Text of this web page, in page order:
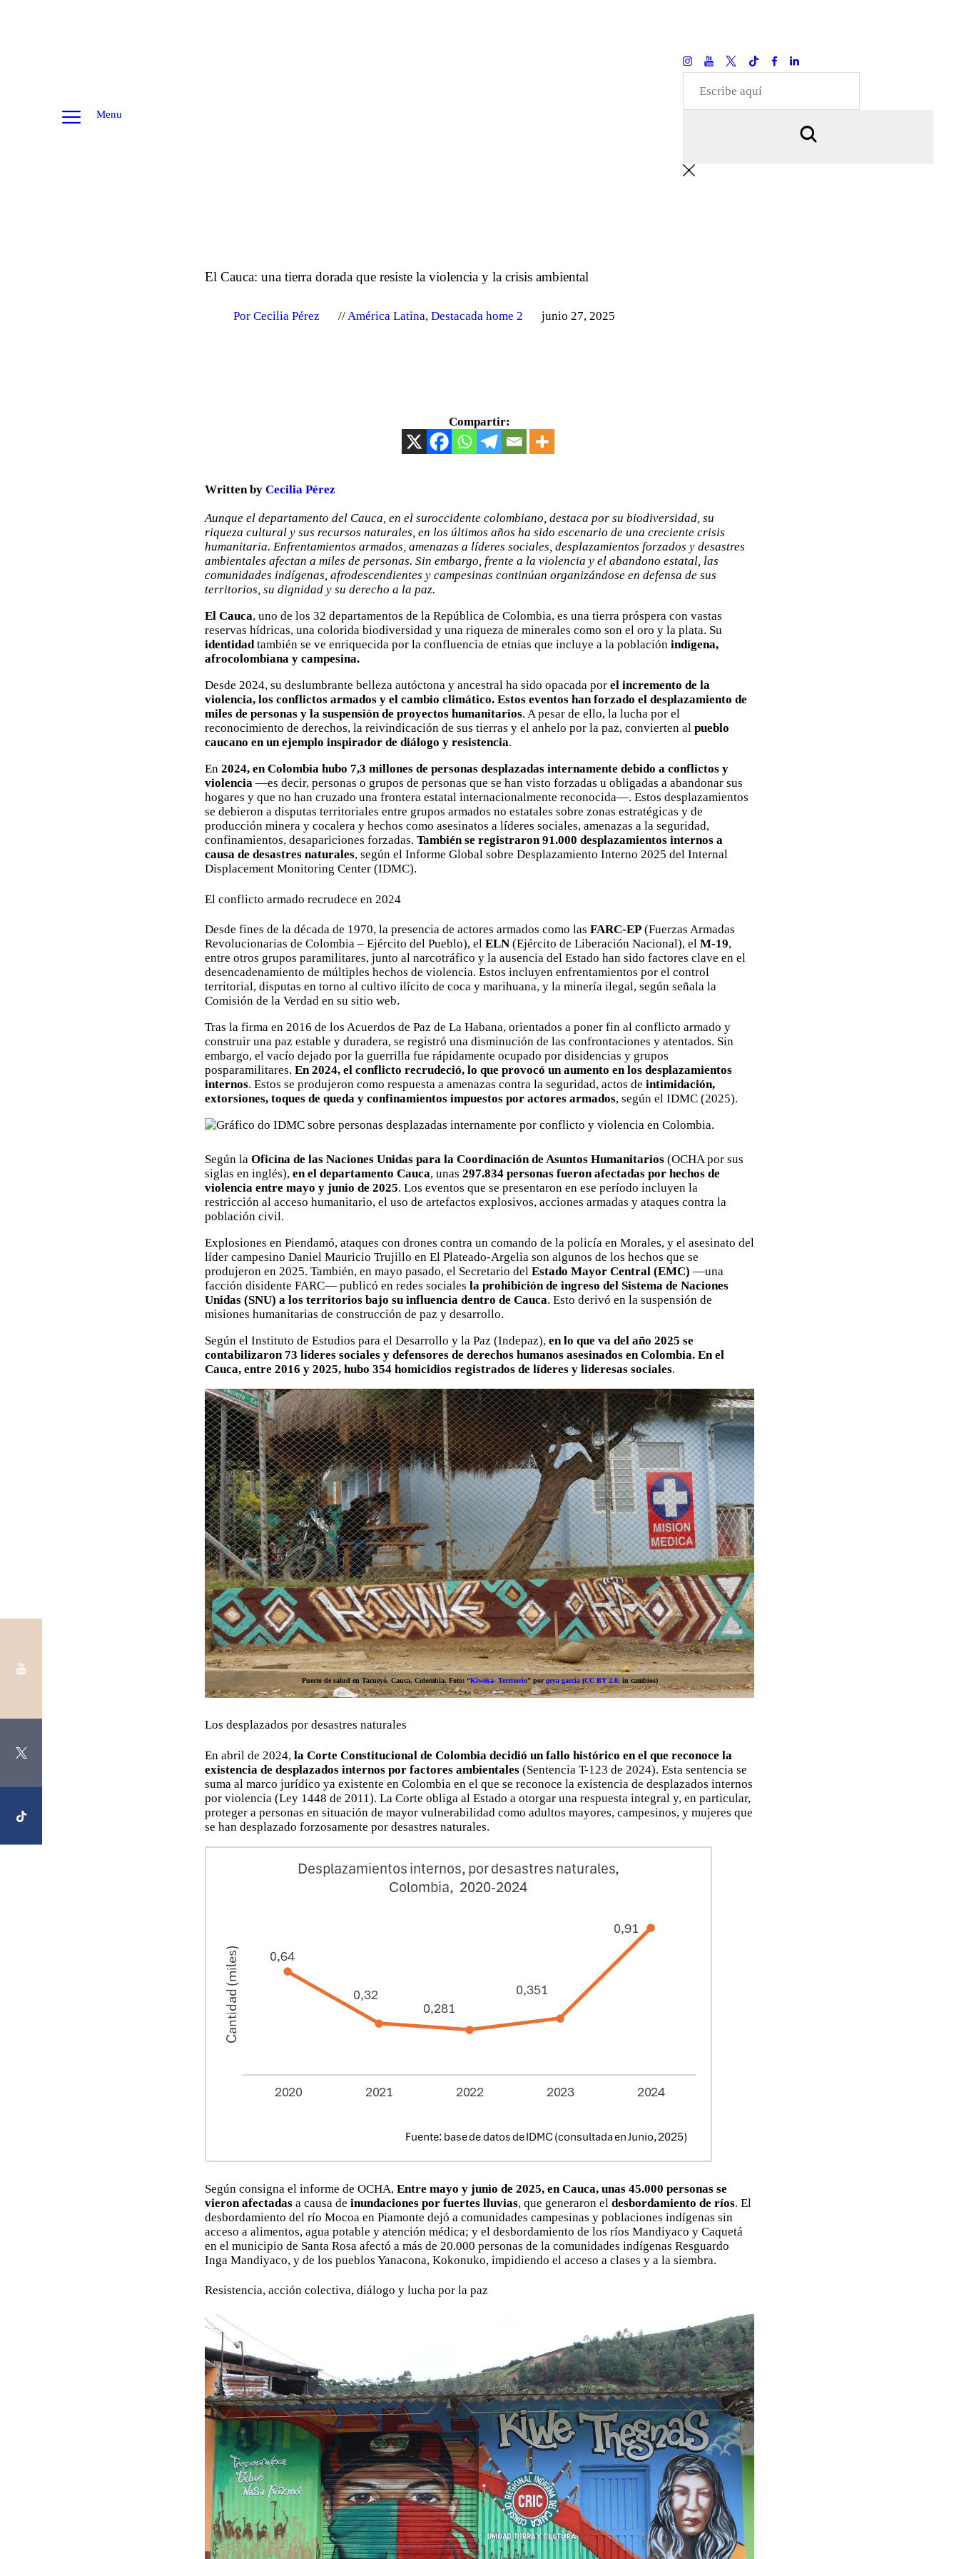
Menu
El Cauca: una tierra dorada que resiste la violencia y la crisis ambiental
Por Cecilia Pérez América Latina,Destacada home 2 junio 27, 2025
Compartir:
Written by Cecilia Pérez
Aunque el departamento del Cauca, en el suroccidente colombiano, destaca por su biodiversidad, su
riqueza cultural y sus recursos naturales, en los últimos años ha sido escenario de una creciente crisis
humanitaria. Enfrentamientos armados, amenazas a líderes sociales, desplazamientos forzados y desastres
ambientales afectan a miles de personas. Sin embargo, frente a la violencia y el abandono estatal, las
comunidades indígenas, afrodescendientes y campesinas continúan organizándose en defensa de sus
territorios, su dignidad y su derecho a la paz.
El Cauca, uno de los 32 departamentos de la República de Colombia, es una tierra próspera con vastas
reservas hídricas, una colorida biodiversidad y una riqueza de minerales como son el oro y la plata. Su
identidadtambién se ve enriquecida por la confluencia de etnias que incluye a la población indígena,
afrocolombiana y campesina.
Desde 2024, su deslumbrante belleza autóctona y ancestral ha sido opacada por el incremento de la
violencia, los conflictos armados y el cambio climático. Estos eventos han forzado el desplazamiento de
miles de personas y la suspensión de proyectos humanitarios. A pesar de ello, la lucha por el
reconocimiento de derechos, la reivindicación de sus tierras y el anhelo por la paz, convierten al pueblo
caucano en un ejemplo inspirador de diálogo y resistencia.
En 2024, en Colombia hubo 7,3 millones de personas desplazadas internamente debido a conflictos y
violencia —es decir, personas o grupos de personas que se han visto forzadas u obligadas a abandonar sus
hogares y que no han cruzado una frontera estatal internacionalmente reconocida—. Estos desplazamientos
se debieron a disputas territoriales entre grupos armados no estatales sobre zonas estratégicas y de
producción minera y cocalera y hechos como asesinatos a líderes sociales, amenazas a la seguridad,
confinamientos, desapariciones forzadas. También se registraron 91.000 desplazamientos internos a
causa de desastres naturales, según el Informe Global sobre Desplazamiento Interno 2025 del Internal
Displacement Monitoring Center (IDMC).
El conflicto armado recrudece en 2024
Desde fines de la década de 1970, la presencia de actores armados como las FARC-EP (Fuerzas Armadas
Revolucionarias de Colombia – Ejército del Pueblo), el ELN (Ejército de Liberación Nacional), el M-19,
entre otros grupos paramilitares, junto al narcotráfico y la ausencia del Estado han sido factores clave en el
desencadenamiento de múltiples hechos de violencia. Estos incluyen enfrentamientos por el control
territorial, disputas en torno al cultivo ilícito de coca y marihuana, y la minería ilegal, según señala la
Comisión de la Verdad en su sitio web.
Tras la firma en 2016 de los Acuerdos de Paz de La Habana, orientados a poner fin al conflicto armado y
construir una paz estable y duradera, se registró una disminución de las confrontaciones y atentados. Sin
embargo, el vacío dejado por la guerrilla fue rápidamente ocupado por disidencias y grupos
posparamilitares. En 2024, el conflicto recrudeció, lo que provocó un aumento en los desplazamientos
internos. Estos se produjeron como respuesta a amenazas contra la seguridad, actos de intimidación,
extorsiones, toques de queda y confinamientos impuestos por actores armados, según el IDMC (2025).
Según la Oficina de las Naciones Unidas para la Coordinación de Asuntos Humanitarios (OCHA por sus
siglas en inglés), en el departamento Cauca, unas 297.834 personas fueron afectadas por hechos de
violencia entre mayo y junio de 2025. Los eventos que se presentaron en ese período incluyen la
restricción al acceso humanitario, el uso de artefactos explosivos, acciones armadas y ataques contra la
población civil.
Explosiones en Piendamó, ataques con drones contra un comando de la policía en Morales, y el asesinato del
líder campesino Daniel Mauricio Trujillo en El Plateado-Argelia son algunos de los hechos que se
produjeron en 2025. También, en mayo pasado, el Secretario del Estado Mayor Central (EMC) —una
facción disidente FARC— publicó en redes sociales la prohibición de ingreso del Sistema de Naciones
Unidas (SNU) a los territorios bajo su influencia dentro de Cauca. Esto derivó en la suspensión de
misiones humanitarias de construcción de paz y desarrollo.
Según el Instituto de Estudios para el Desarrollo y la Paz (Indepaz), en lo que va del año 2025 se
contabilizaron 73 líderes sociales y defensores de derechos humanos asesinados en Colombia. En el
Cauca, entre 2016 y 2025, hubo 354 homicidios registrados de líderes y lideresas sociales.
Puesto de salud en Tacueyó, Cauca, Colombia. Foto: “Kiweka- Territorio” porgeya garcia(CC BY 2.0, in cambios)
Los desplazados por desastres naturales
En abril de 2024, la Corte Constitucional de Colombia decidió un fallo histórico en el que reconoce la
existencia de desplazados internos por factores ambientales (Sentencia T-123 de 2024). Esta sentencia se
suma al marco jurídico ya existente en Colombia en el que se reconoce la existencia de desplazados internos
por violencia (Ley 1448 de 2011). La Corte obliga al Estado a otorgar una respuesta integral y, en particular,
proteger a personas en situación de mayor vulnerabilidad como adultos mayores, campesinos, y mujeres que
se han desplazado forzosamente por desastres naturales.
Según consigna el informe de OCHA, Entre mayo y junio de 2025, en Cauca, unas 45.000 personas se
vieron afectadas a causa de inundaciones por fuertes lluvias, que generaron el desbordamiento de ríos. El
desbordamiento del río Mocoa en Piamonte dejó a comunidades campesinas y poblaciones indígenas sin
acceso a alimentos, agua potable y atención médica; y el desbordamiento de los ríos Mandiyaco y Caquetá
en el municipio de Santa Rosa afectó a más de 20.000 personas de la comunidades indígenas Resguardo
Inga Mandiyaco, y de los pueblos Yanacona, Kokonuko, impidiendo el acceso a clases y a la siembra.
Resistencia, acción colectiva, diálogo y lucha por la paz